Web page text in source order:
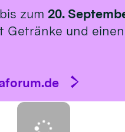
zum 20.
Getränke und